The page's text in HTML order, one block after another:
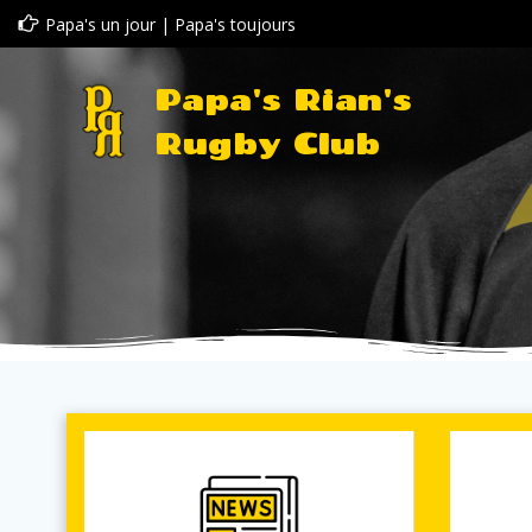
Aller
au
Papa's un jour | Papa's toujours
Papa's Rian's
Rugby Club